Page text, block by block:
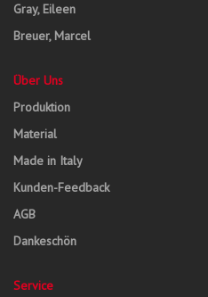
Gray, Eileen
Breuer, Marcel
Über Uns
Produktion
Material
Made in Italy
Kunden-Feedback
AGB
Dankeschön
Service